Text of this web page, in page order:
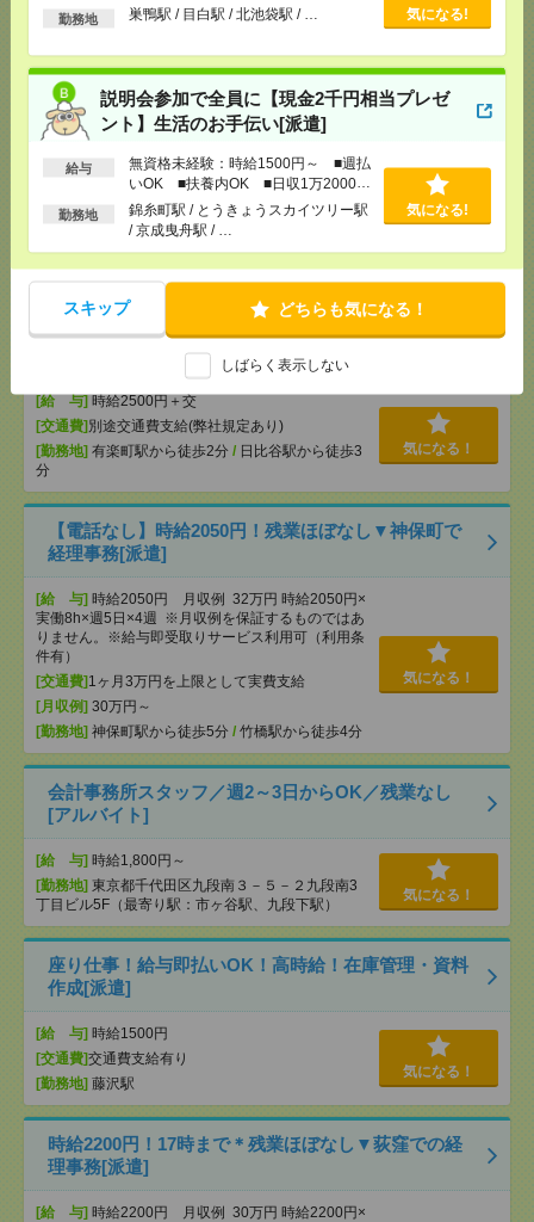
以上
勤務地 巣鴨駅 / 目白駅 / 北池袋駅 / … 気になる!
説明会参加で全員に【現金2千円相当プレゼ
ント】生活のお手伝い[派遣]
給与
無資格未経験：時給1500円～ ■週払
いOK ■扶養内OK ■日収1万2000円
以上
勤務地
錦糸町駅 / とうきょうスカイツリー駅
/ 京成曳舟駅 / …
気になる!
スキップ どちらも気になる！
しばらく表示しない
交通費全額支給
[勤務地] 錦糸町駅
気になる！
時給2350円＊あんしん長期！残業なし！17時定時！
土日祝休み！経理業務など[派遣]
[給 与]時給2350円 月収例 329,000円
全額支給
30万円～
[勤務地]赤坂見附駅から徒歩4分/永田町駅から徒
歩6分
＼基本在宅×月給36万～／OAスキル生かせる！デー
[給 与] 時給2500円＋交
[交通費] 別途交通費支給(弊社規定あり)
[勤務地] 有楽町駅から徒歩2分 / 日比谷駅から徒歩3
分
気になる！
【電話なし】時給2050円！残業ほぼなし▼神保町で
経理事務[派遣]
[給 与] 時給2050円 月収例 32万円 時給2050円×
実働8h×週5日×4週 ※月収例を保証するものではあ
りません。※給与即受取りサービス利用可（利用条
件有）
[交通費] 1ヶ月3万円を上限として実費支給
[月収例] 30万円～
[勤務地] 神保町駅から徒歩5分 / 竹橋駅から徒歩4分
気になる！
会計事務所スタッフ／週2～3日からOK／残業なし
[アルバイト]
[給 与] 時給1,800円～
[勤務地] 東京都千代田区九段南３－５－２九段南3
丁目ビル5F（最寄り駅：市ヶ谷駅、九段下駅）
気になる！
座り仕事！給与即払いOK！高時給！在庫管理・資料
作成[派遣]
[給 与] 時給1500円
[交通費]交通費支給有り
[勤務地] 藤沢駅
気になる！
時給2200円！17時まで＊残業ほぼなし▼荻窪での経
理事務[派遣]
[給 与] 時給2200円 月収例 30万円 時給2200円×